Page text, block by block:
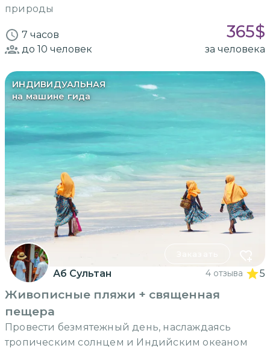
природы
7 часов 365$
до 10 человек за человека
ИНДИВИДУАЛЬНАЯ
на машине гида
Аб Сультан 4 отзыва 5
Живописные пляжи + священная
пещера
Провести безмятежный день, наслаждаясь
тропическим солнцем и Индийским океаном